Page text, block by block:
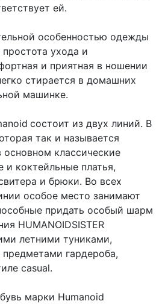
ей.
особенностью одежды
ухода и
и приятная в ношении
стирается в домашних
машинке.
состоит из двух линий. В
так и называется
основном классические
коктейльные платья,
и брюки. Во всех
особое место занимают
придать особый шарм
HUMANOIDSISTER
летними туниками,
гардероба,
casual.
марки Humanoid